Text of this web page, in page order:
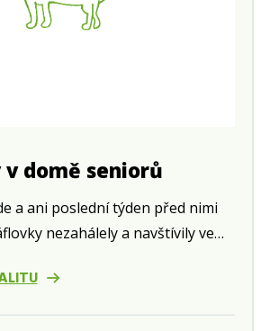
domě seniorů
a ani poslední týden před nimi
nezahálely a navštívily ve